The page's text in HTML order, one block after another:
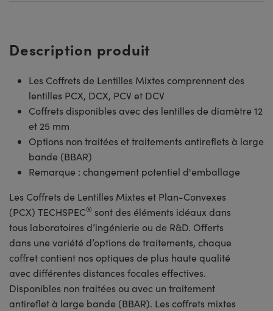
Description produit
Les Coffrets de Lentilles Mixtes comprennent des
lentilles PCX, DCX, PCV et DCV
Coffrets disponibles avec des lentilles de diamètre 12
et 25 mm
Options non traitées et traitements antireflets à large
bande (BBAR)
Remarque : changement potentiel d'emballage
Les Coffrets de Lentilles Mixtes et Plan-Convexes
(PCX) TECHSPEC® sont des éléments idéaux dans
tous laboratoires d’ingénierie ou de R&D. Offerts
dans une variété d’options de traitements, chaque
coffret contient nos optiques de plus haute qualité
avec différentes distances focales effectives.
Disponibles non traitées ou avec un traitement
antireflet à large bande (BBAR). Les coffrets mixtes